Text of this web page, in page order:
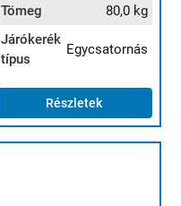
Tömeg
80,0 kg
Járókerék
típus
Egycsatornás
Részletek